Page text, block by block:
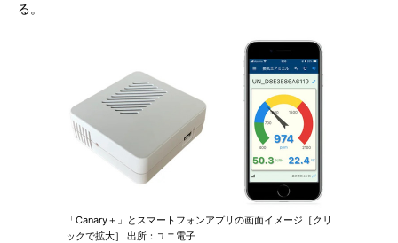
る。
「Canary＋」とスマートフォンアプリの画面イメージ［クリ
ックで拡大］ 出所：ユニ電子